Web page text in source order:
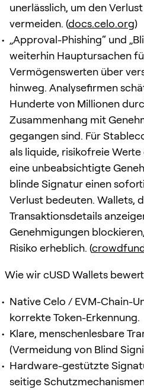
unerlässlich, um den
vermeiden. (docs.celo.org)
„Approval-Phishing“ und
weiterhin Hauptursachen
Vermögenswerten über
hinweg. Analysefirmen
Hunderte von Millionen
Zusammenhang mit
gegangen sind. Für
als liquide, risikofreie
eine unbeabsichtigte
blinde Signatur einen
Verlust bedeuten. Wallets,
Transaktionsdetails
Genehmigungen
Risiko erheblich. (
Wie wir cUSD Wallets
Native Celo / EVM-Chain-
korrekte Token-Erkennung.
Klare, menschenlesbare
(Vermeidung von Blind
Hardware-gestützte
seitige